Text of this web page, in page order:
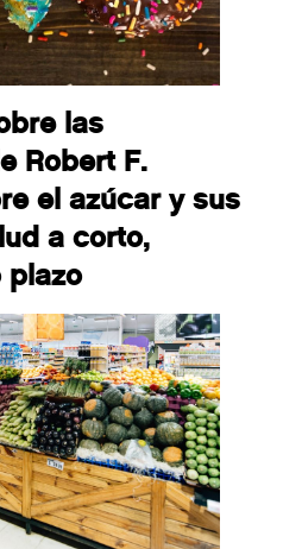
las
Robert F.
el azúcar y sus
a corto,
plazo